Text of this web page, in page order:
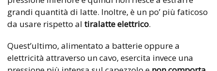
grandi quantità di latte. Inoltre, è un po’ più faticoso
da usare rispetto al tiralatte elettrico.
Quest’ultimo, alimentato a batterie oppure a
elettricità attraverso un cavo, esercita invece una